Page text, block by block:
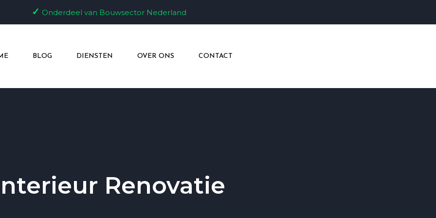
✓ Onderdeel van Bouwsector Nederland
BLOG DIENSTEN OVER ONS CONTACT
Renovatie